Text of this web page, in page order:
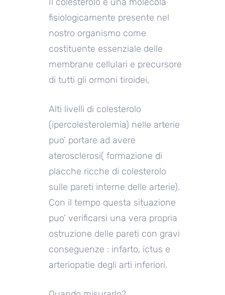
fisiologicamente presente nel
nostro organismo come
costituente essenziale delle
membrane cellulari e precursore
di tutti gli ormoni tiroidei,
Alti livelli di colesterolo
(ipercolesterolemia) nelle arterie
puo’ portare ad avere
aterosclerosi( formazione di
placche ricche di colesterolo
sulle pareti interne delle arterie).
Con il tempo questa situazione
puo’ verificarsi una vera propria
ostruzione delle pareti con gravi
conseguenze : infarto, ictus e
arteriopatie degli arti inferiori.